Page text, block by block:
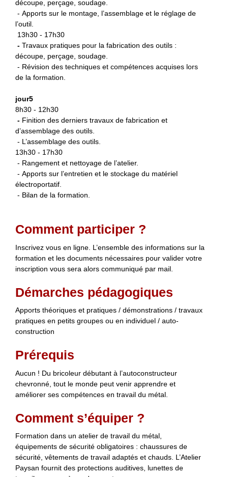
découpe, perçage, soudage.
- Apports sur le montage, l’assemblage et le réglage de
l’outil.
13h30 - 17h30
- Travaux pratiques pour la fabrication des outils :
découpe, perçage, soudage.
- Révision des techniques et compétences acquises lors
de la formation.
jour5
8h30 - 12h30
- Finition des derniers travaux de fabrication et
d’assemblage des outils.
- L’assemblage des outils.
13h30 - 17h30
- Rangement et nettoyage de l’atelier.
- Apports sur l’entretien et le stockage du matériel
électroportatif.
- Bilan de la formation.
Comment participer ?
Inscrivez vous en ligne. L’ensemble des informations sur la
formation et les documents nécessaires pour valider votre
inscription vous sera alors communiqué par mail.
Démarches pédagogiques
Apports théoriques et pratiques / démonstrations / travaux
pratiques en petits groupes ou en individuel / auto-
construction
Prérequis
Aucun ! Du bricoleur débutant à l’autoconstructeur
chevronné, tout le monde peut venir apprendre et
améliorer ses compétences en travail du métal.
Comment s’équiper ?
Formation dans un atelier de travail du métal,
équipements de sécurité obligatoires : chaussures de
sécurité, vêtements de travail adaptés et chauds. L’Atelier
Paysan fournit des protections auditives, lunettes de